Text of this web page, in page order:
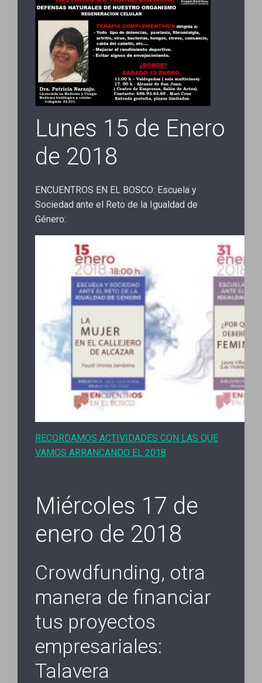
Lunes 15 de Enero
de 2018
ENCUENTROS EN EL BOSCO: Escuela y
Sociedad ante el Reto de la Igualdad de
Género:
RECORDAMOS ACTIVIDADES CON LAS QUE
VAMOS ARRANCANDO EL 2018
Miércoles 17 de
enero de 2018
Crowdfunding, otra
manera de financiar
tus proyectos
empresariales:
Talavera